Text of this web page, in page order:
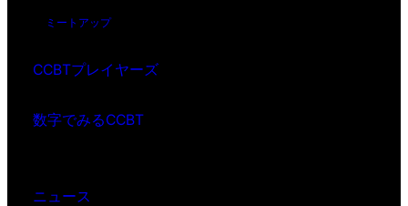
ミートアップ
CCBTプレイヤーズ
数字でみるCCBT
ニュース